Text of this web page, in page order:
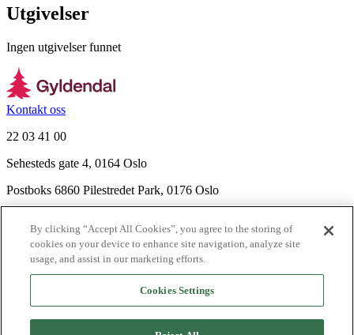
Utgivelser
Ingen utgivelser funnet
Kontakt oss
22 03 41 00
Sehesteds gate 4, 0164 Oslo
Postboks 6860 Pilestredet Park, 0176 Oslo
Nyhetsbrev
Ledige stillinger
Send inn manus
By clicking “Accept All Cookies”, you agree to the storing of
cookies on your device to enhance site navigation, analyze site
usage, and assist in our marketing efforts.
Cookies Settings